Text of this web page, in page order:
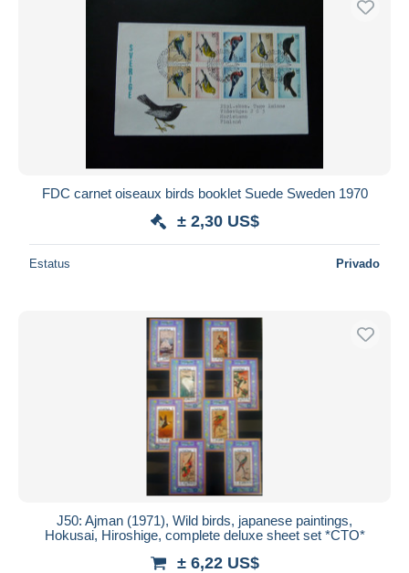
FDC carnet oiseaux birds booklet Suede Sweden 1970
± 2,30 US$
Estatus Privado
J50: Ajman (1971), Wild birds, japanese paintings,
Hokusai, Hiroshige, complete deluxe sheet set *CTO*
± 6,22 US$